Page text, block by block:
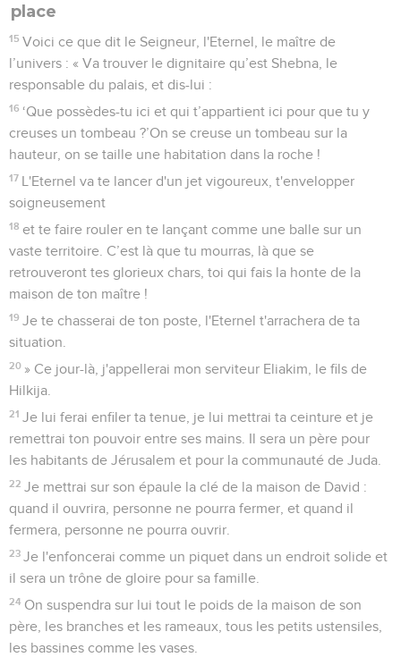
place
15 Voici ce que dit le Seigneur, l'Eternel, le maître de
l’univers : « Va trouver le dignitaire qu’est Shebna, le
responsable du palais, et dis-lui :
16 ‘Que possèdes-tu ici et qui t’appartient ici pour que tu y
creuses un tombeau ?’On se creuse un tombeau sur la
hauteur, on se taille une habitation dans la roche !
17 L'Eternel va te lancer d'un jet vigoureux, t'envelopper
soigneusement
18 et te faire rouler en te lançant comme une balle sur un
vaste territoire. C’est là que tu mourras, là que se
retrouveront tes glorieux chars, toi qui fais la honte de la
maison de ton maître !
19 Je te chasserai de ton poste, l'Eternel t'arrachera de ta
situation.
20 » Ce jour-là, j'appellerai mon serviteur Eliakim, le fils de
Hilkija.
21 Je lui ferai enfiler ta tenue, je lui mettrai ta ceinture et je
remettrai ton pouvoir entre ses mains. Il sera un père pour
les habitants de Jérusalem et pour la communauté de Juda.
22 Je mettrai sur son épaule la clé de la maison de David :
quand il ouvrira, personne ne pourra fermer, et quand il
fermera, personne ne pourra ouvrir.
23 Je l'enfoncerai comme un piquet dans un endroit solide et
il sera un trône de gloire pour sa famille.
24 On suspendra sur lui tout le poids de la maison de son
père, les branches et les rameaux, tous les petits ustensiles,
les bassines comme les vases.